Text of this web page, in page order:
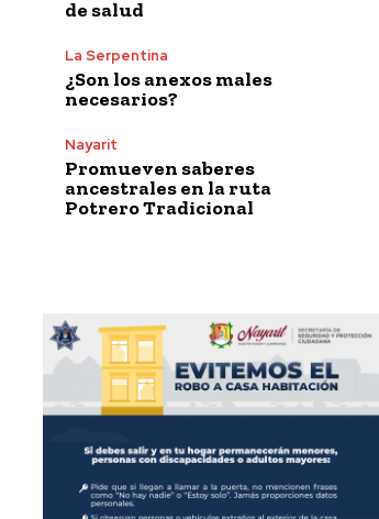
de salud
La Serpentina
¿Son los anexos males
necesarios?
Nayarit
Promueven saberes
ancestrales en la ruta
Potrero Tradicional